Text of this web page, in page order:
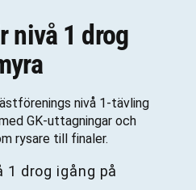
nivå 1 drog
nivå 1-tävling
GK-uttagningar och
rysare till finaler.